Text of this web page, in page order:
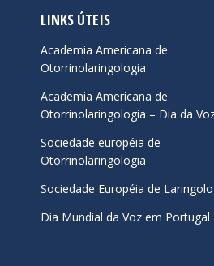
LINKS ÚTEIS
Academia Americana de
Otorrinolaringologia
Academia Americana de
Otorrinolaringologia – Dia da
Sociedade européia de
Otorrinolaringologia
Sociedade Européia de
Dia Mundial da Voz em Portugal